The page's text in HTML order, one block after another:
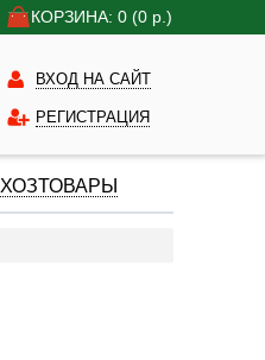
КОРЗИНА: 0 (0 р.)
ВХОД НА САЙТ
РЕГИСТРАЦИЯ
ХОЗТОВАРЫ